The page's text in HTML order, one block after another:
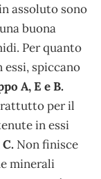
assoluto sono
buona
Per quanto
spiccano
A, E e B.
per il
in essi
Non finisce
minerali